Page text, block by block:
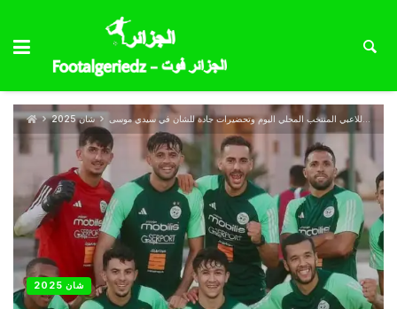
شان 2025 منطقة مختلطة للاعبي المنتخب المحلي اليوم وتحضيرات جادة للشان في سيدي موسى
شان 2025